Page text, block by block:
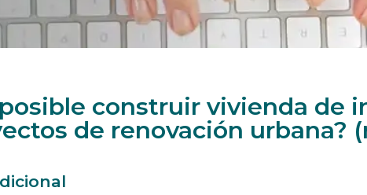
construir vivienda de
de renovación urbana?